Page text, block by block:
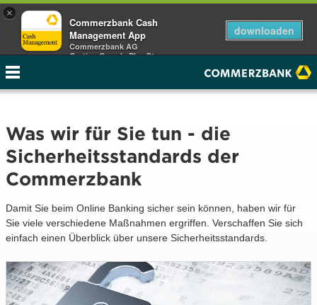
×
Commerzbank Cash
Management App
Commerzbank AG
Gratis - Google Play Store
downloaden
Was wir für Sie tun - die
Sicherheitsstandards der
Commerzbank
Damit Sie beim Online Banking sicher sein können, haben wir für
Sie viele verschiedene Maßnahmen ergriffen. Verschaffen Sie sich
einfach einen Überblick über unsere Sicherheitsstandards.